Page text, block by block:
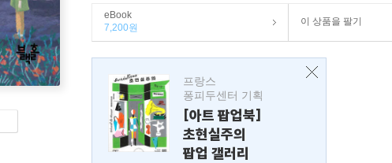
eBook
7,200원
이 상품을 팔기
프랑스
퐁피두센터 기획
[아트 팝업북]
초현실주의
팝업 갤러리